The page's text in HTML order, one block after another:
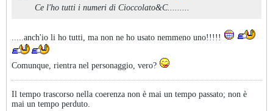
Ce l'ho tutti i numeri di Cioccolato&C.........
.....anch'io li ho tutti, ma non ne ho usato nemmeno uno!!!!!
Comunque, rientra nel personaggio, vero?
Il tempo trascorso nella coerenza non è mai un tempo passato; non è
mai un tempo perduto.